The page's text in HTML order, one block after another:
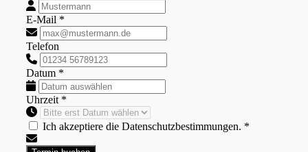
E-Mail *
Telefon
Datum *
Uhrzeit *
Ich akzeptiere die Datenschutzbestimmungen. *